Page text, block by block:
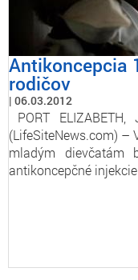
Antikoncepcia
rodičov
06.03.2012
PORT
(LifeSiteNews.com) –
mladým dievčatám
antikoncepčné